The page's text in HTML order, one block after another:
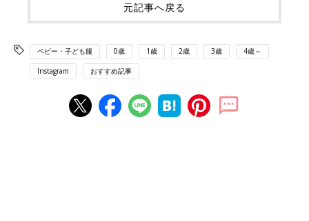
元記事へ戻る
ベビー・子ども服 0歳 1歳 2歳 3歳 4歳～
Instagram おすすめ記事